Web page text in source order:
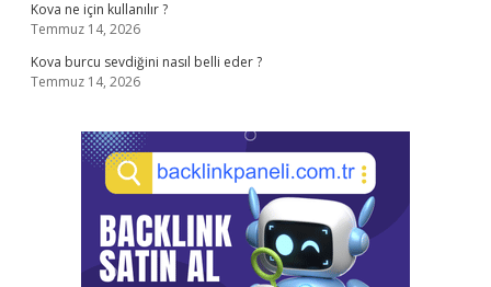
Kova ne için kullanılır ?
Temmuz 14, 2026
Kova burcu sevdiğini nasıl belli eder ?
Temmuz 14, 2026